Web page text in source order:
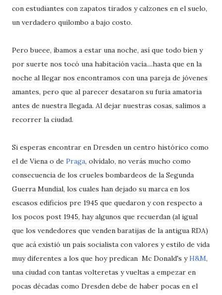
con estudiantes con zapatos tirados y calzones en el suelo,
un verdadero quilombo a bajo costo.
Pero bueee, íbamos a estar una noche, así que todo bien y
por suerte nos tocó una habitación vacía....hasta que en la
noche al llegar nos encontramos con una pareja de jóvenes
amantes, pero que al parecer desataron su furia amatoria
antes de nuestra llegada. Al dejar nuestras cosas, salimos a
recorrer la ciudad.
Si esperas encontrar en Dresden un centro histórico como
el de Viena o de Praga, olvídalo, no verás mucho como
consecuencia de los crueles bombardeos de la Segunda
Guerra Mundial, los cuales han dejado su marca en los
escasos edificios pre 1945 que quedaron y con respecto a
los pocos post 1945, hay algunos que recuerdan (al igual
que los vendedores que venden baratijas de la antigua RDA)
que acá existió un país socialista con valores y estilo de vida
muy diferentes a los que hoy predican Mc Donald's yH&M,
una ciudad con tantas volteretas y vueltas a empezar en
pocas décadas como Dresden debe de haber pocas en el